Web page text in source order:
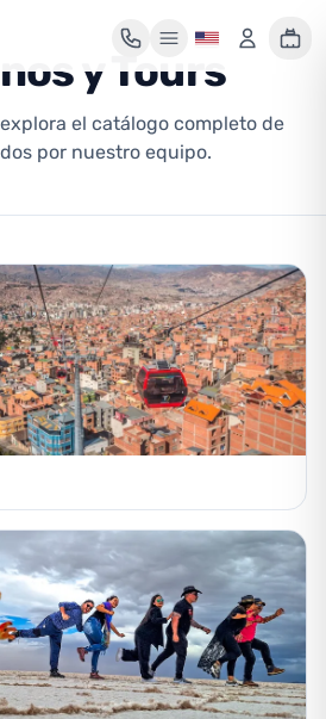
maleta está vacía
pulsa «Reservar» para añadirlo aquí.
y Tours
el catálogo completo de
por nuestro equipo.